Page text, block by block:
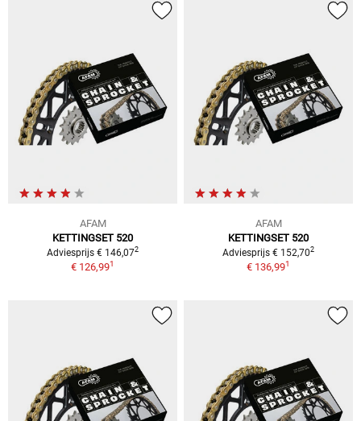
AFAM
KETTINGSET 520
Adviesprijs € 146,072
€ 126,991
AFAM
KETTINGSET 520
Adviesprijs € 152,702
€ 136,991